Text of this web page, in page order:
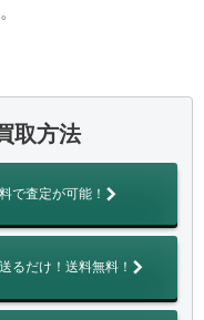
取方法
で査定が可能！
るだけ！送料無料！